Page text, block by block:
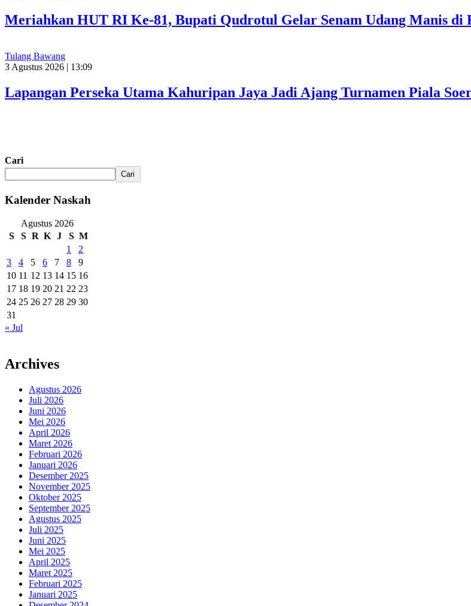
Meriahkan HUT RI Ke-81, Bupati Qudrotul Gelar Senam Udang Manis di
Tulang Bawang
3 Agustus 2026 | 13:09
Lapangan Perseka Utama Kahuripan Jaya Jadi Ajang Turnamen Piala
Cari
Cari
Kalender Naskah
Agustus 2026
S
S R K J S M
1
2
3
4 5 6 7 8
9
10 11 12 13 14 15 16
17 18 19 20 21 22 23
24 25 26 27 28 29 30
31
« Jul
Archives
Agustus 2026
Juli 2026
Juni 2026
Mei 2026
April 2026
Maret 2026
Februari 2026
Januari 2026
Desember 2025
November 2025
Oktober 2025
September 2025
Agustus 2025
Juli 2025
Juni 2025
Mei 2025
April 2025
Maret 2025
Februari 2025
Januari 2025